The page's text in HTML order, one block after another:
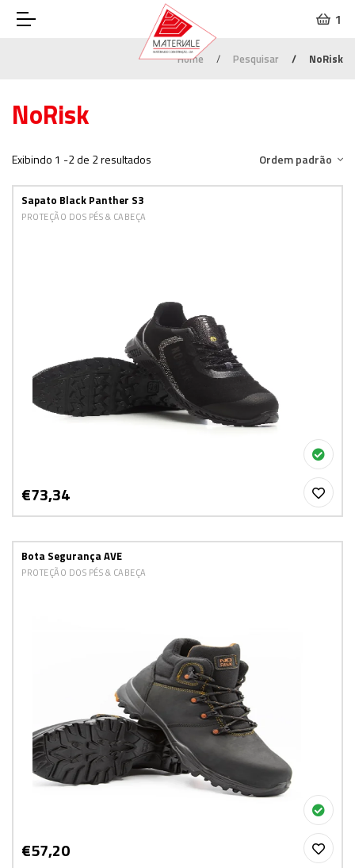
1
Home Pesquisar NoRisk
NoRisk
Exibindo 1 -2 de 2 resultados Ordem padrão
Sapato Black Panther S3
PROTEÇÃO DOS PÉS & CABEÇA
€73,34
Bota Segurança AVE
PROTEÇÃO DOS PÉS & CABEÇA
€57,20